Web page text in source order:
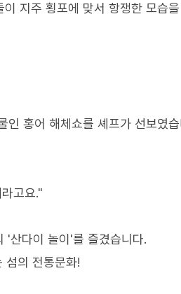
지주 횡포에 맞서 항쟁한 모습
인 홍어 해체쇼를 셰프가 선보였
고요."
'산다이 놀이'를 즐겼습니다.
섬의 전통문화!